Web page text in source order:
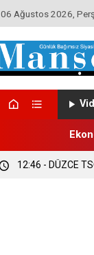
06 Ağustos 2026,
12:46 - DÜZCE